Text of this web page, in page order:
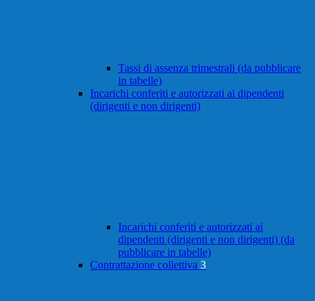
Tassi di assenza trimestrali (da pubblicare
in tabelle)
Incarichi conferiti e autorizzati ai dipendenti
(dirigenti e non dirigenti)
Incarichi conferiti e autorizzati ai
dipendenti (dirigenti e non dirigenti) (da
pubblicare in tabelle)
Contrattazione collettiva 3